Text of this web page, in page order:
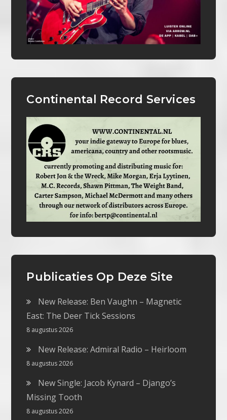
Continental Record Services
Publicaties Op Deze Site
New Release: Ben Vaughn – Magnetic
East: The Deer Tick Sessions
8 augustus 2026
New Release: Admiral Radio – Heirloom
8 augustus 2026
New Single: Jacob Kynard – Django’s
Missing Tooth
8 augustus 2026